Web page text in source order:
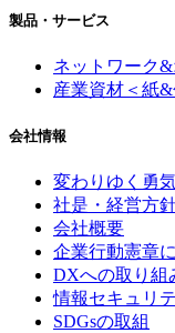
製品・サービス
ネットワーク
産業資材＜紙&
会社情報
変わりゆく勇気
社是・経営方
会社概要
企業行動憲章
DXへの取り組
情報セキュリ
SDGsの取組